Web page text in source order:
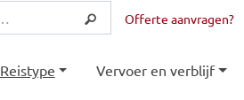
Offerte aanvragen?
Reistype Vervoer en verblijf